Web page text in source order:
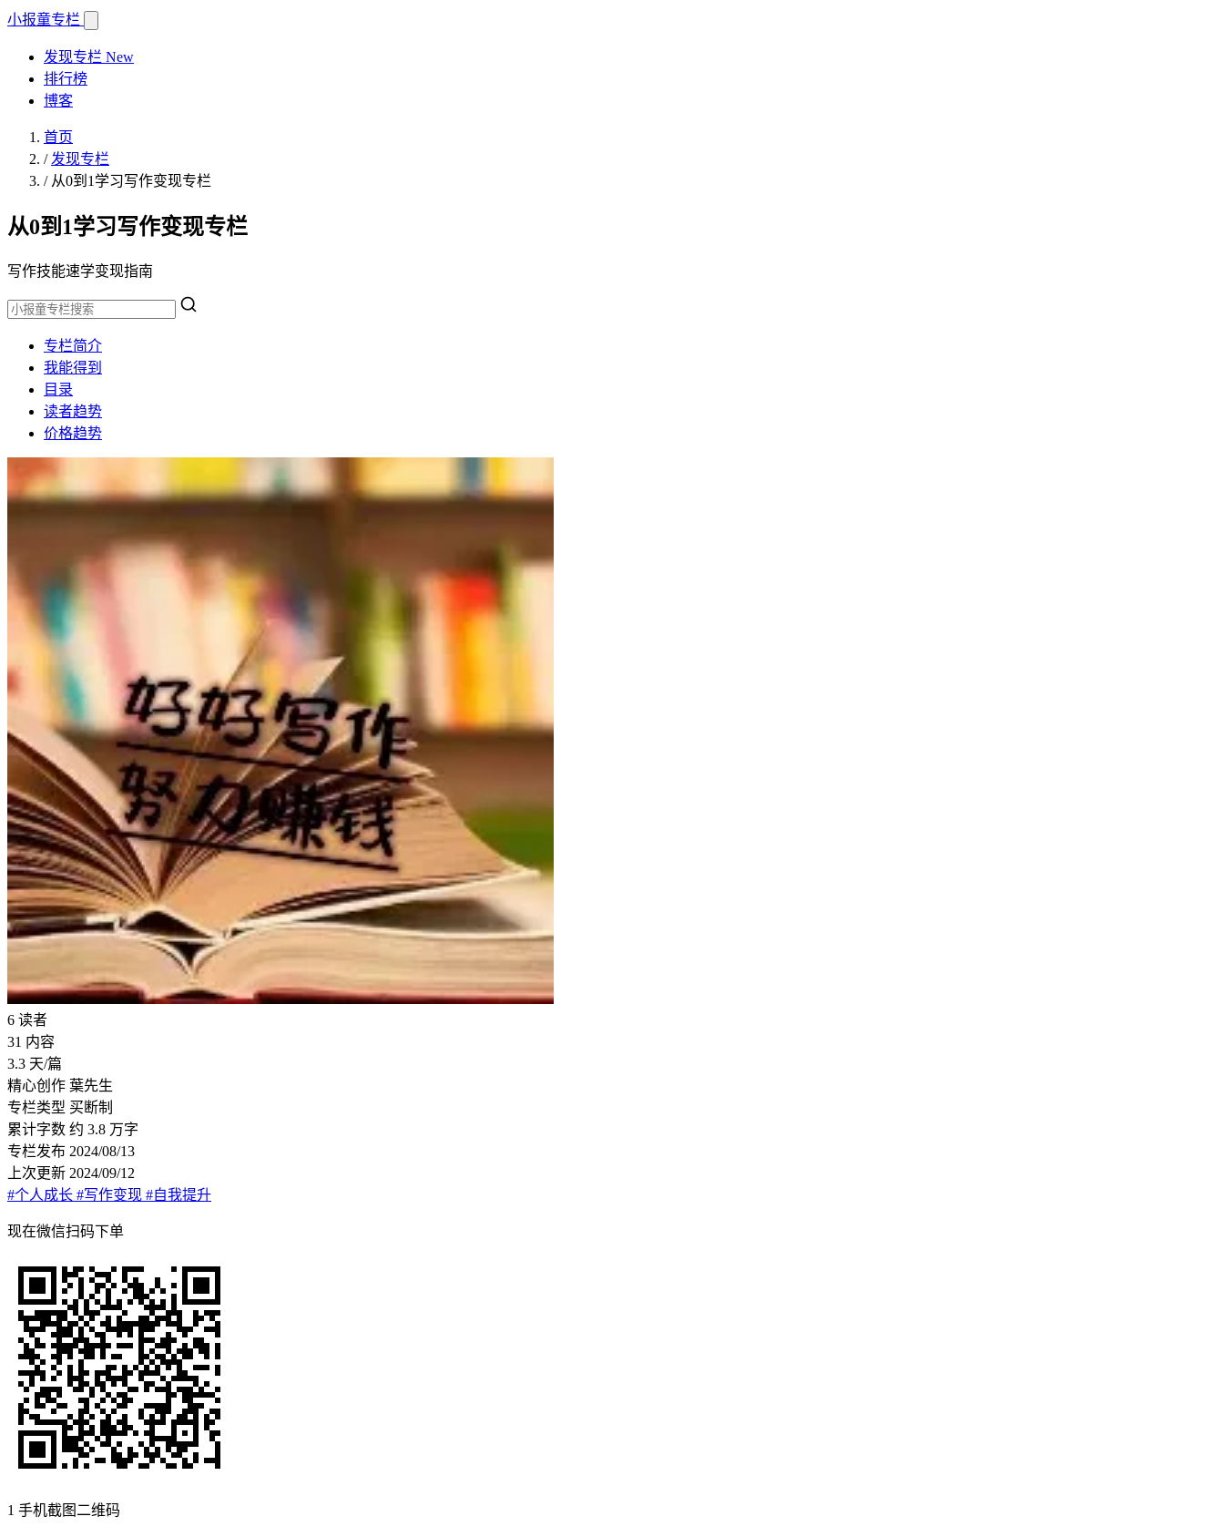
小报童专栏
发现专栏 New
排行榜
博客
首页
/ 发现专栏
/ 从0到1学习写作变现专栏
从0到1学习写作变现专栏
写作技能速学变现指南
专栏简介
我能得到
目录
读者趋势
价格趋势
6 读者
31 内容
3.3 天/篇
精心创作 葉先生
专栏类型 买断制
累计字数 约 3.8 万字
专栏发布 2024/08/13
上次更新 2024/09/12
#个人成长 #写作变现 #自我提升
现在微信扫码下单
1 手机截图二维码